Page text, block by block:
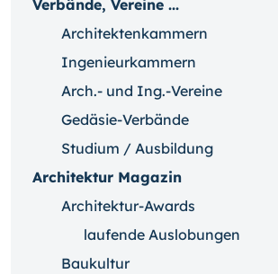
Verbände, Vereine ...
Architektenkammern
Ingenieurkammern
Arch.- und Ing.-Vereine
Gedäsie-Verbände
Studium / Ausbildung
Architektur Magazin
Architektur-Awards
laufende Auslobungen
Baukultur